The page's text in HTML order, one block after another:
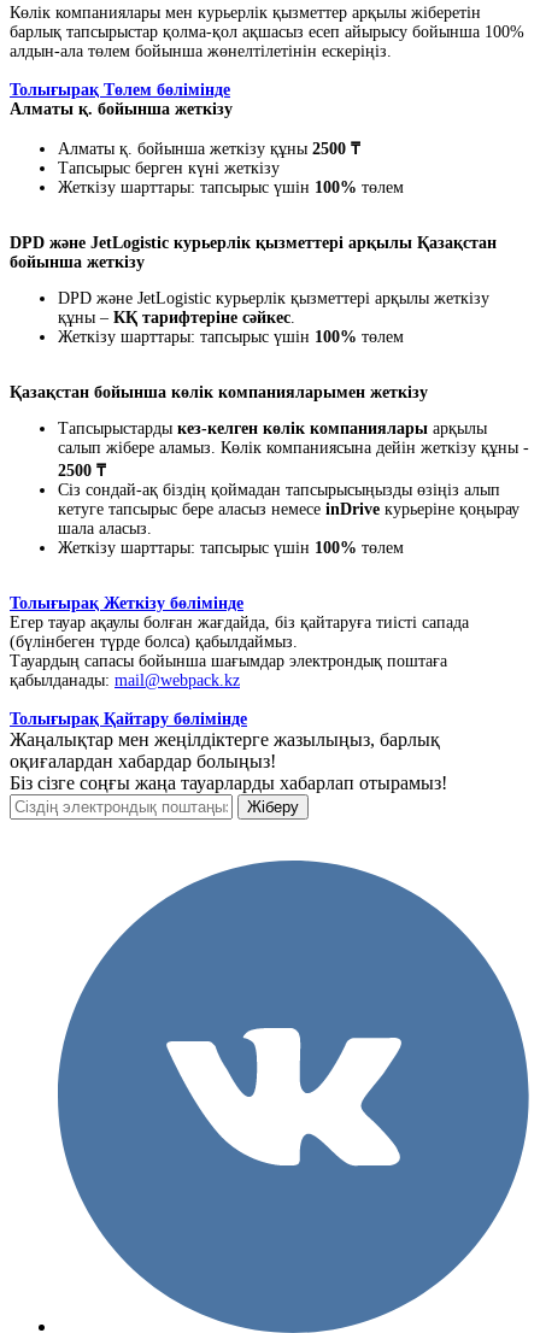
Көлік компаниялары мен курьерлік қызметтер арқылы жіберетін
барлық тапсырыстар қолма-қол ақшасыз есеп айырысу бойынша 100%
алдын-ала төлем бойынша жөнелтілетінін ескеріңіз.
Толығырақ Төлем бөлімінде
Алматы қ. бойынша жеткізу
Алматы қ. бойынша жеткізу құны 2500 ₸
Тапсырыс берген күні жеткізу
Жеткізу шарттары: тапсырыс үшін 100% төлем
DPD және JetLogistic курьерлік қызметтері арқылы Қазақстан
бойынша жеткізу
DPD және JetLogistic курьерлік қызметтері арқылы жеткізу
құны – КҚ тарифтеріне сәйкес
Жеткізу шарттары: тапсырыс үшін 100% төлем
Қазақстан бойынша көлік компанияларымен жеткізу
Тапсырыстарды кез-келген көлік компаниялары арқылы
салып жібере аламыз. Көлік компаниясына дейін жеткізу құны -
2500 ₸
Сіз сондай-ақ біздің қоймадан тапсырысыңызды өзіңіз алып
кетуге тапсырыс бере аласыз немесе inDrive курьеріне қоңырау
шала аласыз.
Жеткізу шарттары: тапсырыс үшін 100% төлем
Толығырақ Жеткізу бөлімінде
Егер тауар ақаулы болған жағдайда, біз қайтаруға тиісті сапада
(бүлінбеген түрде болса) қабылдаймыз.
Тауардың сапасы бойынша шағымдар электрондық поштаға
қабылданады: mail@webpack.kz
Толығырақ Қайтару бөлімінде
Жаңалықтар мен жеңілдіктерге жазылыңыз, барлық
оқиғалардан хабардар болыңыз!
Біз сізге соңғы жаңа тауарларды хабарлап отырамыз!